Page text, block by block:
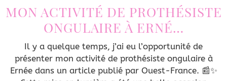
MON ACTIVITÉ DE PROTHÉSISTE
ONGULAIRE À ERNÉ…
Il y a quelque temps, j’ai eu l’opportunité de
présenter mon activité de prothésiste ongulaire à
Ernée dans un article publié par Ouest-France. 📰✨